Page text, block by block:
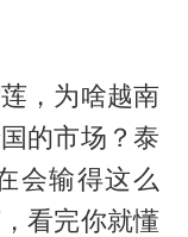
，为啥越南
的市场？泰
会输得这么
看完你就懂